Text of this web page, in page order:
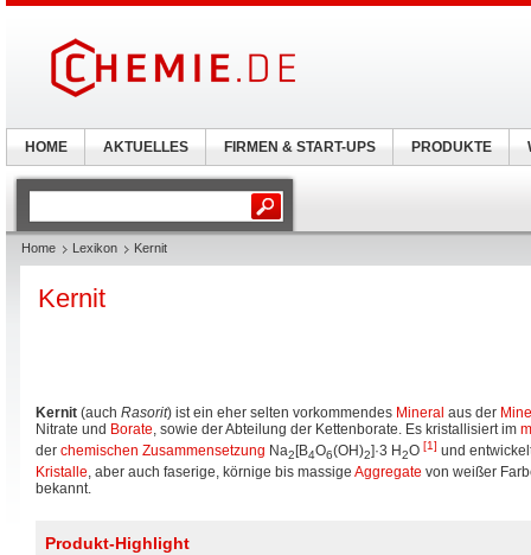
Home Lexikon Kernit
Kernit
Kernit (auch Rasorit) ist ein eher selten vorkommendes Mineral aus der
Nitrate und Borate, sowie der Abteilung der Kettenborate. Es kristallisiert im
der chemischen Zusammensetzung Na2 [B4O6(OH)2]·3 H2O [1] und
Kristalle, aber auch faserige, körnige bis massige Aggregate von weißer
bekannt.
Produkt-Highlight
HOME AKTUELLES FIRMEN & START-UPS PRODUKTE